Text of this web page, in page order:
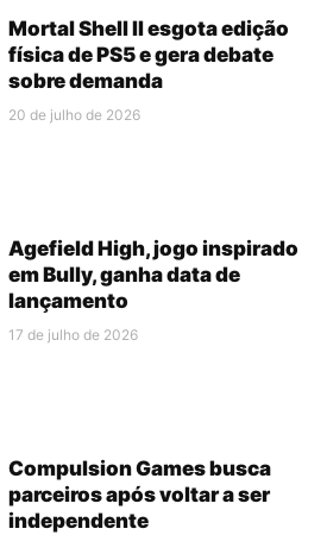
Mortal Shell II esgota edição
física de PS5 e gera debate
sobre demanda
20 de julho de 2026
Agefield High, jogo inspirado
em Bully, ganha data de
lançamento
17 de julho de 2026
Compulsion Games busca
parceiros após voltar a ser
independente